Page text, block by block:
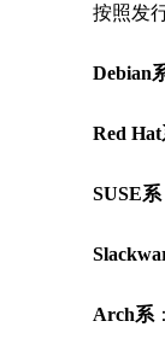
按照发
Debian
Red
SUSE系
Arch系